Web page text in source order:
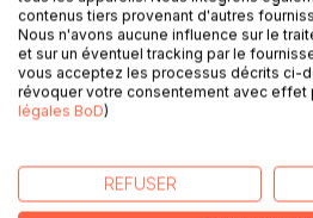
practical ways for innovation ?
- increase the reliability and the
?
In order to identify the specific
own experience, we propose a
contenus tiers provenant d'autres
Nous n'avons aucune influence sur le
et sur un éventuel tracking par le
vous acceptez les processus décrits ci-
révoquer votre consentement avec effet
légales BoD)
REFUSER